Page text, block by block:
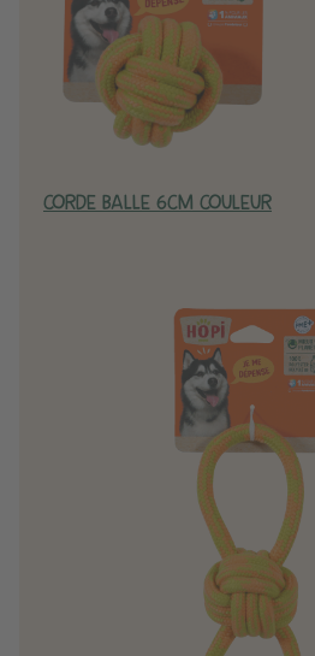
CORDE BALLE 6CM COULEUR